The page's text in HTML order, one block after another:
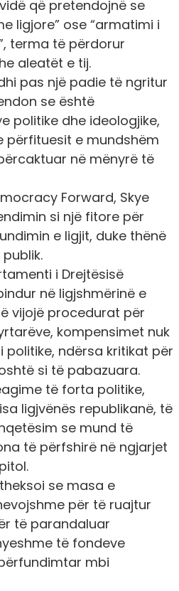
që pretendojnë se
ligjore” ose “armatimi i
terma të përdorur
aleatët e tij.
pas një padie të ngritur
se është
politike dhe ideologjike,
përfituesit e mundshëm
në mënyrë të
Forward, Skye
si një fitore për
e ligjit, duke thënë
i Drejtësisë
në ligjshmërinë e
vijojë procedurat për
kompensimet nuk
politike, ndërsa kritikat për
si të pabazuara.
të forta politike,
ligjvënës republikanë, të
se mund të
të përfshirë në ngjarjet
se masa e
për të ruajtur
të parandaluar
të fondeve
mbi